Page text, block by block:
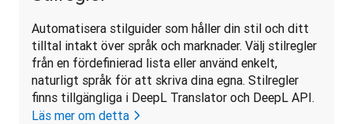
Automatisera stilguider som håller din stil och ditt
tilltal intakt över språk och marknader. Välj stilregler
från en fördefinierad lista eller använd enkelt,
naturligt språk för att skriva dina egna. Stilregler
finns tillgängliga i DeepL Translator och DeepL API.
Läs mer om detta